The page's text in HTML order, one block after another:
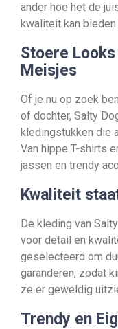
ander hoe het de
kwaliteit kan
Stoere
Meisjes
Of je nu op zoek
of dochter, Salty
kledingstukken die
Van hippe T-shirts
jassen en trendy
Kwaliteit
De kleding van
voor detail en
geselecteerd om
garanderen, zodat
ze er geweldig
Trendy en